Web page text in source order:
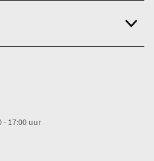
- 17:00 uur